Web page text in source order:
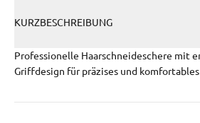
KURZBESCHREIBUNG
Professionelle Haarschneideschere mit
Griffdesign für präzises und